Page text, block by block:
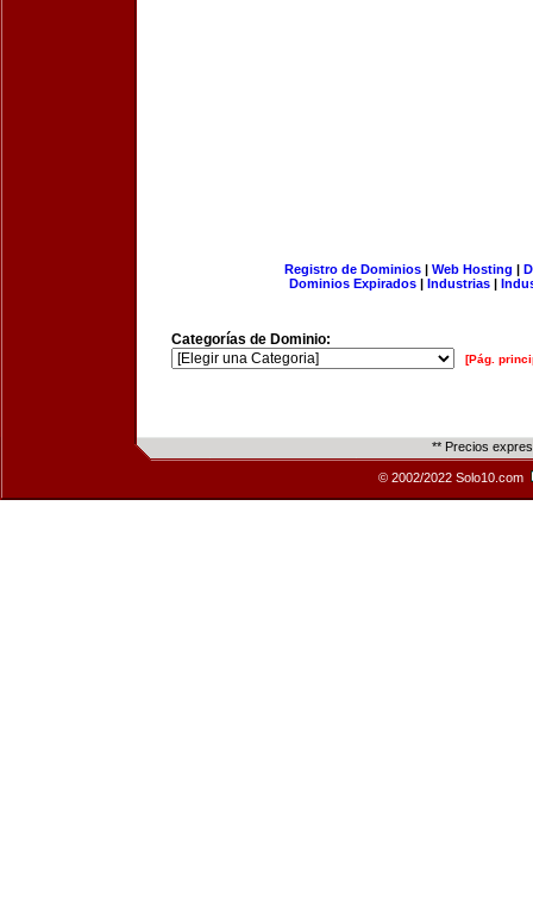
Registro de Dominios| Web Hosting |
Dominios Expirados | Industrias |
Categorías de Dominio:
[Pág.
** Precios
© 2002/2022 Solo10.com